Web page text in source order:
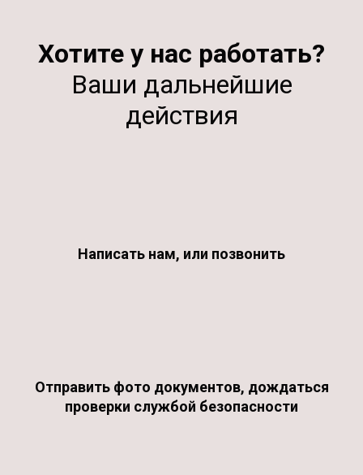
Хотите у нас работать?
Ваши дальнейшие
действия
Написать нам, или позвонить
Отправить фото документов, дождаться
проверки службой безопасности